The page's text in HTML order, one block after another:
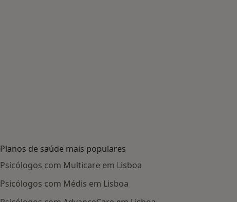
Planos de saúde mais populares
Psicólogos com Multicare em Lisboa
Psicólogos com Médis em Lisboa